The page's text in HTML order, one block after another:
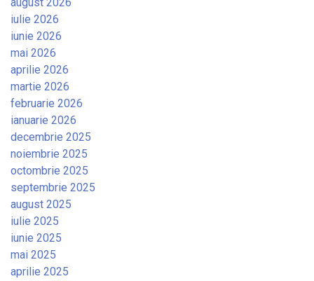
iulie 2026
iunie 2026
mai 2026
aprilie 2026
martie 2026
februarie 2026
ianuarie 2026
decembrie 2025
noiembrie 2025
octombrie 2025
septembrie 2025
august 2025
iulie 2025
iunie 2025
mai 2025
aprilie 2025